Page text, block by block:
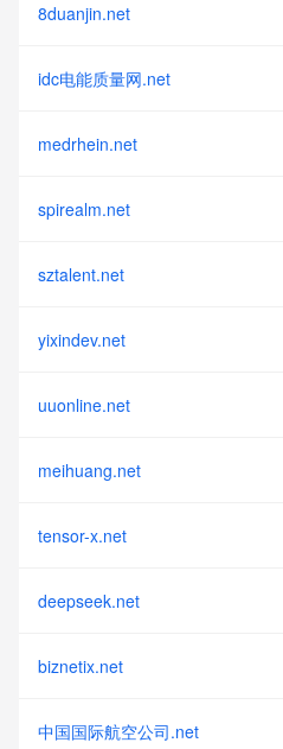
8duanjin.net
idc电能质量网.net
medrhein.net
spirealm.net
sztalent.net
yixindev.net
uuonline.net
meihuang.net
tensor-x.net
deepseek.net
biznetix.net
中国国际航空公司.net